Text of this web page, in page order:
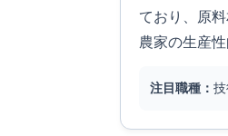
ており、原
農家の生産
注目職種：